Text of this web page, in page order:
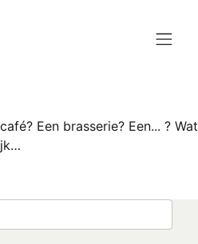
Een brasserie? Een... ? Wat